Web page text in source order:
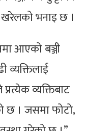
भनाइ छ ।
आएको बञ्जी
व्यक्तिलाई
व्यक्तिबाट
छ । जसमा फोटो,